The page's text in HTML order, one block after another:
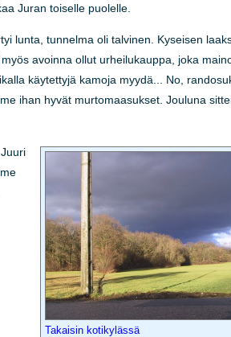
Juran toiselle puolelle.
lunta, tunnelma oli talvinen. Kyseisen
avoinna ollut urheilukauppa, joka
käytettyjä kamoja myydä... No,
ihan hyvät murtomaasukset. Jouluna
Takaisin kotikylässä